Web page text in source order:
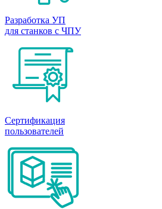
Разработка УП
для станков с ЧПУ
Сертификация
пользователей